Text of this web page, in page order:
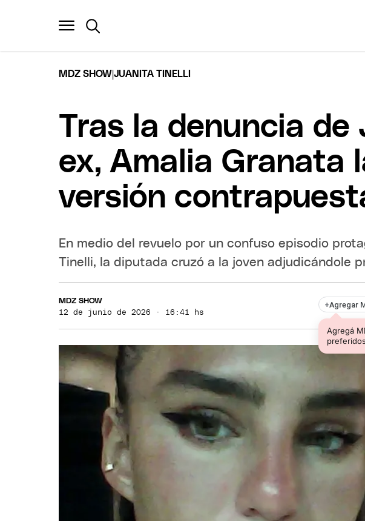
MDZ SHOW|JUANITA TINELLI
Tras la denuncia
ex, Amalia Granata
versión
En medio del revuelo por un confuso episodio
Tinelli, la diputada cruzó a la joven adjudicándole
MDZ SHOW
12 de junio de 2026 · 16:41 hs
+Agregar
Agregá